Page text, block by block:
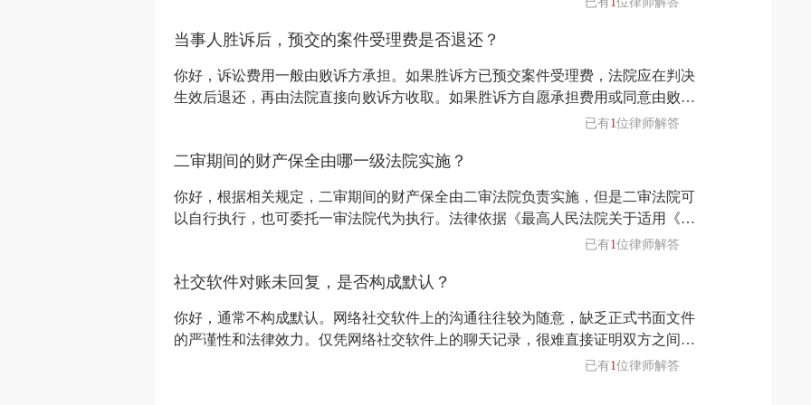
等特定群体；（二）社会救助、司法救助或者优抚对象；（三）申请支付劳动报酬
当事人胜诉后，预交的案件受理费是否退还？
你好，诉讼费用一般由败诉方承担。如果胜诉方已预交案件受理费，法院应在判决
生效后退还，再由法院直接向败诉方收取。如果胜诉方自愿承担费用或同意由败诉
方直接向其支付，则法院不再强制退费。法律依据《诉讼费用交纳办法》第二十九
法院根据案件的具体情况决定当事人各自负担的诉讼费用数额。共同诉讼当事人败
已有1位律师解答
二审期间的财产保全由哪一级法院实施？
你好，根据相关规定，二审期间的财产保全由二审法院负责实施，但是二审法院可
以自行执行，也可委托一审法院代为执行。法律依据《最高人民法院关于适用《中
华人民共和国民事诉讼法》的解释》第一百六十二条第二审人民法院裁定对第一审
以委托第一审人民法院实施。再审人民法院裁定对原保全措施予以续保或者采取新
已有1位律师解答
社交软件对账未回复，是否构成默认？
你好，通常不构成默认。网络社交软件上的沟通往往较为随意，缺乏正式书面文件
的严谨性和法律效力。仅凭网络社交软件上的聊天记录，很难直接证明双方之间的
权利义务关系。除非存在法律规定、当事人之间的明确约定，或者符合双方之间的
已有1位律师解答